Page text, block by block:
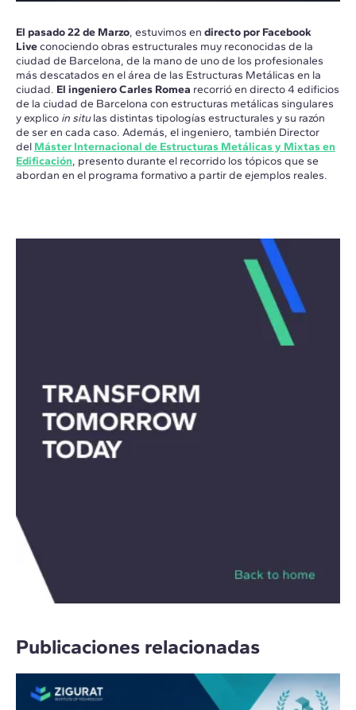
El pasado 22 de Marzo, estuvimos en directo por Facebook
Liveconociendo obras estructurales muy reconocidas de la
ciudad de Barcelona, de la mano de uno de los profesionales
más descatados en el área de las Estructuras Metálicas en la
ciudad. El ingeniero Carles Romea recorrió en directo 4 edificios
de la ciudad de Barcelona con estructuras metálicas singulares
y explico in situlas distintas tipologías estructurales y su razón
de ser en cada caso. Además, el ingeniero, también Director
del Máster Internacional de Estructuras Metálicas y Mixtas en
Edificación, presento durante el recorrido los tópicos que se
abordan en el programa formativo a partir de ejemplos reales.
Publicaciones relacionadas